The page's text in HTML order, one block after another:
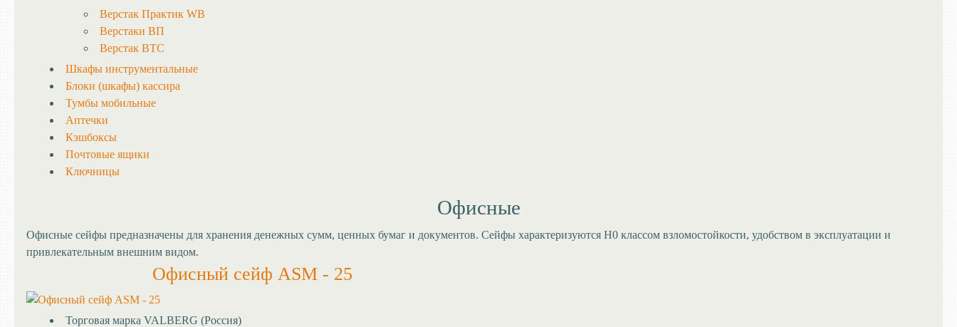
Верстак Практик WB
Верстаки ВП
Верстак ВТС
Шкафы инструментальные
Блоки (шкафы) кассира
Тумбы мобильные
Аптечки
Кэшбоксы
Почтовые ящики
Ключницы
Офисные
Офисные сейфы предназначены для хранения денежных сумм, ценных бумаг и документов. Сейфы характеризуются Н0 классом взломостойкости, удобством в эксплуатации и
привлекательным внешним видом.
Офисный сейф ASM - 25
Торговая марка VALBERG (Россия)